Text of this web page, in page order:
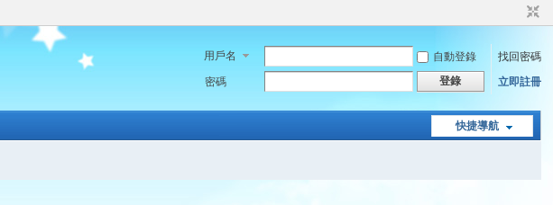
用戶名 自動登錄
找回密碼
密碼
登錄 立即註冊
快捷導航